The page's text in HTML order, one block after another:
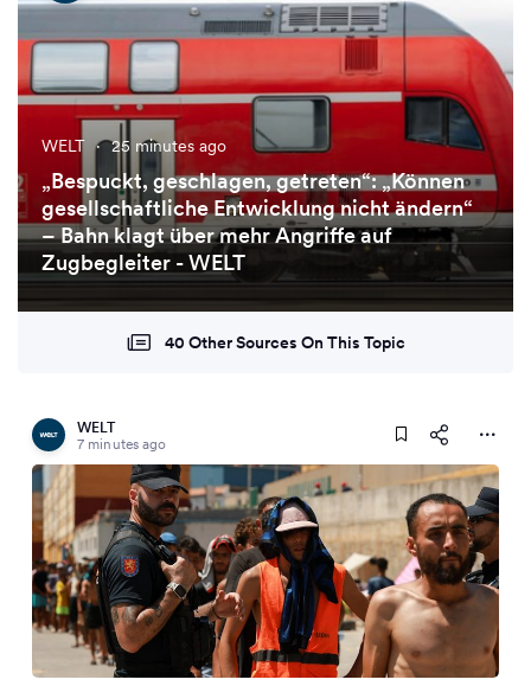
WELT · 25 minutes ago
„Bespuckt, geschlagen, getreten“: „Können
gesellschaftliche Entwicklung nicht ändern“
– Bahn klagt über mehr Angriffe auf
Zugbegleiter - WELT
40 Other Sources On This Topic
WELT
7 minutes ago